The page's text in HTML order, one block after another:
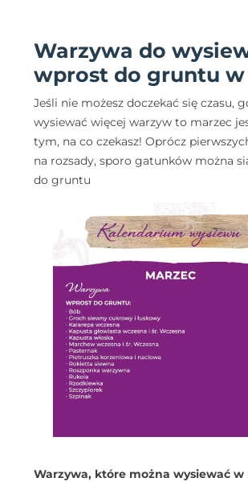
Warzywa do
wprost do gruntu
Jeśli nie możesz doczekać się czasu,
wysiewać więcej warzyw to marzec
tym, na co czekasz! Oprócz
na rozsady, sporo gatunków można
do gruntu
Warzywa, które można wysiewać